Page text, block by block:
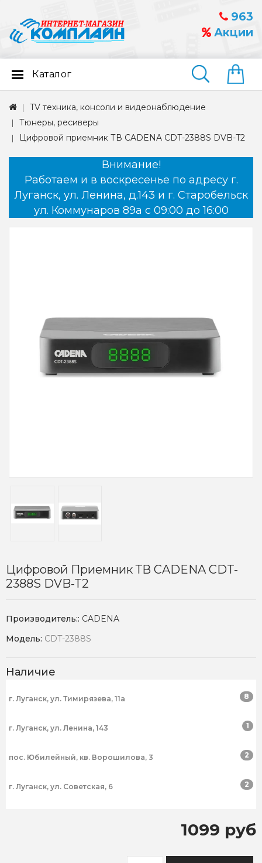
963
Акции
Найти
Каталог
TV техника, консоли и видеонаблюдение
Тюнеры, ресиверы
Цифровой приемник ТВ CADENA CDT-2388S DVB-T2
Внимание!
Работаем и в воскресенье по адресу г.
Луганск, ул. Ленина, д.143 и г. Старобельск
ул. Коммунаров 89а с 09:00 до 16:00
Цифровой Приемник ТВ CADENA CDT-
2388S DVB-T2
Производитель:: CADENA
Модель: CDT-2388S
Наличие
г. Луганск, ул. Тимирязева, 11а 8
г. Луганск, ул. Ленина, 143 1
пос. Юбилейный, кв. Ворошилова, 3 2
г. Луганск, ул. Советская, 6 2
1099 руб